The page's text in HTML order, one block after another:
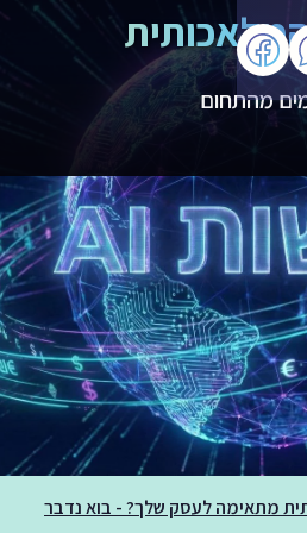
מהתחום
מתאימה לעסק שלך? - בוא נדבר